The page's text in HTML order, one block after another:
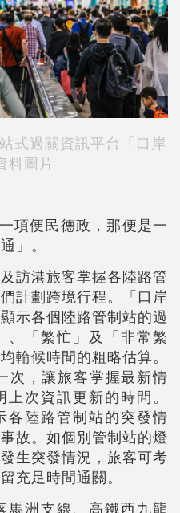
式過關資訊平台「口岸
料圖片
項便民德政，那便是一
」。
訪港旅客掌握各陸路管
計劃跨境行程。「口岸
示各個陸路管制站的過
、「繁忙」及「非常繁
輪候時間的粗略估算。
次，讓旅客掌握最新情
次資訊更新的時間。
各陸路管制站的突發情
故。如個別管制站的燈
生突發情況，旅客可考
充足時間通關。
馬洲支線、高鐵西九龍